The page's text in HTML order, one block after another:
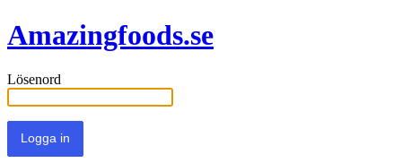
Amazingfoods.se
Lösenord